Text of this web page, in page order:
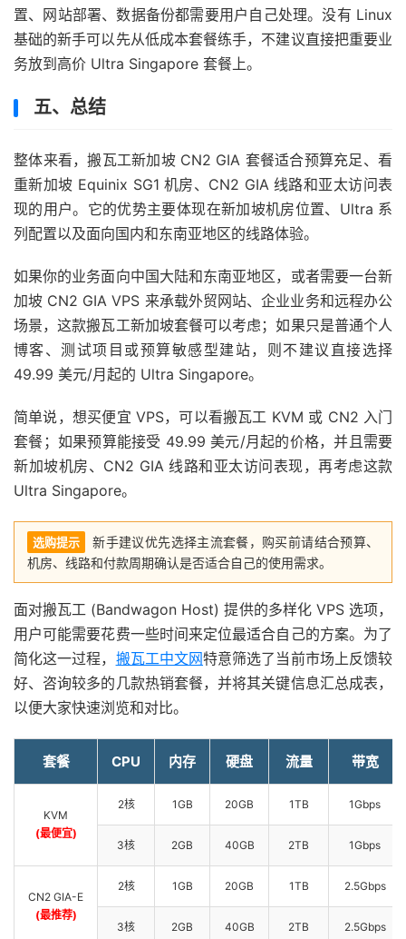
置、网站部署、数据备份都需要用户自己处理。没有 Linux
基础的新手可以先从低成本套餐练手，不建议直接把重要业
务放到高价 Ultra Singapore 套餐上。
五、总结
整体来看，搬瓦工新加坡 CN2 GIA 套餐适合预算充足、看
重新加坡 Equinix SG1 机房、CN2 GIA 线路和亚太访问表
现的用户。它的优势主要体现在新加坡机房位置、Ultra 系
列配置以及面向国内和东南亚地区的线路体验。
如果你的业务面向中国大陆和东南亚地区，或者需要一台新
加坡 CN2 GIA VPS 来承载外贸网站、企业业务和远程办公
场景，这款搬瓦工新加坡套餐可以考虑；如果只是普通个人
博客、测试项目或预算敏感型建站，则不建议直接选择
49.99 美元/月起的 Ultra Singapore。
简单说，想买便宜 VPS，可以看搬瓦工 KVM 或 CN2 入门
套餐；如果预算能接受 49.99 美元/月起的价格，并且需要
新加坡机房、CN2 GIA 线路和亚太访问表现，再考虑这款
Ultra Singapore。
选购提示
新手建议优先选择主流套餐，购买前请结合预算、
机房、线路和付款周期确认是否适合自己的使用需求。
面对搬瓦工 (Bandwagon Host) 提供的多样化 VPS 选项，
用户可能需要花费一些时间来定位最适合自己的方案。为了
简化这一过程， 搬瓦工中文网特意筛选了当前市场上反馈较
好、咨询较多的几款热销套餐，并将其关键信息汇总成表，
以便大家快速浏览和对比。
套餐 CPU 内存 硬盘 流量 带宽
KVM
(最便宜)
2核 1GB 20GB 1TB 1Gbps
3核 2GB 40GB 2TB 1Gbps
CN2 GIA-E
(最推荐)
2核 1GB 20GB 1TB 2.5Gbps
3核 2GB 40GB 2TB 2.5Gbps